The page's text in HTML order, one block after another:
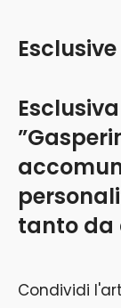
tanto da
Esclusive
Condividi